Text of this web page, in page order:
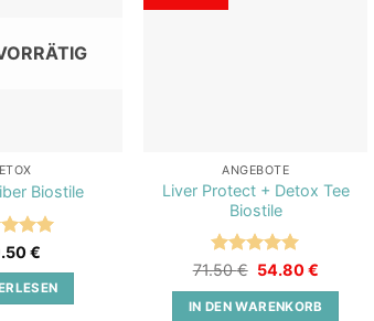
Biostile
€
ANGEBOTE
Liver Protect + Detox Tee
Biostile
Bewertet
5
71.50€ Ursprünglicher
war:
71.50 €
54.80€Aktueller
ist:
54.80 €.
IN DEN WARENKORB